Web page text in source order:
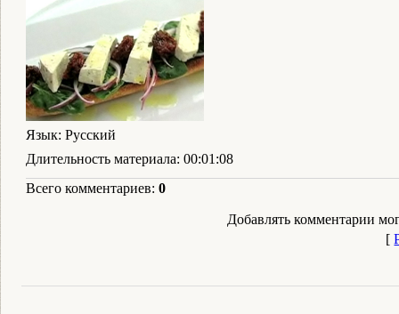
Язык: Русский
Длительность материала: 00:01:08
Всего комментариев: 0
Добавлять комментарии
[